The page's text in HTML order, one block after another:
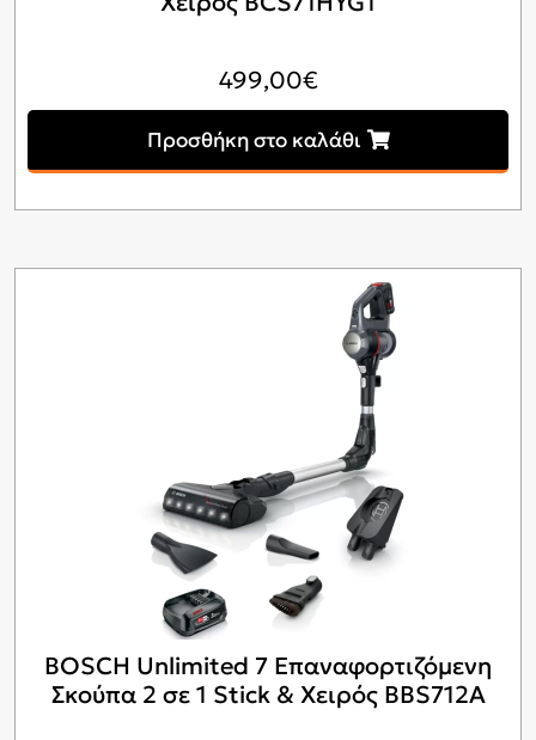
499,00€
Προσθήκη στο καλάθι
BOSCH Unlimited 7 Επαναφορτιζόμενη
Σκούπα 2 σε 1 Stick & Χειρός BBS712A